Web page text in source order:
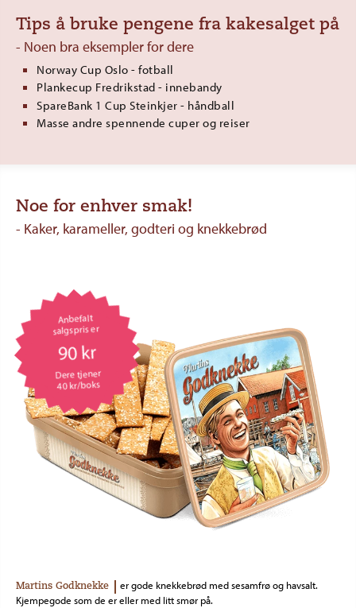
Tips å bruke pengene fra kakesalget på
- Noen bra eksempler for dere
Norway Cup Oslo - fotball
Plankecup Fredrikstad - innebandy
SpareBank 1 Cup Steinkjer - håndball
Masse andre spennende cuper og reiser
Noe for enhver smak!
- Kaker, karameller, godteri og knekkebrød
Anbefalt
salgspris er
90 kr
Dere tjener
40 kr/boks
Martins Godknekke
er gode knekkebrød med sesamfrø og havsalt.
Kjempegode som de er eller med litt smør på.